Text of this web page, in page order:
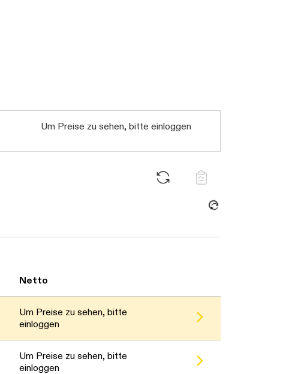
Um Preise zu sehen, bitte einloggen Daten werden geladen. Bitte warten...
Netto
Um Preise zu sehen, bitte
einloggen
Um Preise zu sehen, bitte
einloggen